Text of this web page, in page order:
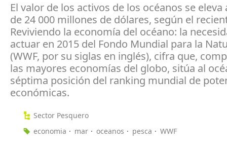
El valor de los activos de los océanos se
de 24 000 millones de dólares, según el
Reviviendo la economía del océano: la
actuar en 2015 del Fondo Mundial para la
(WWF, por su siglas en inglés), cifra que,
las mayores economías del globo, sitúa al
séptima posición del ranking mundial de
económicas.
Sector Pesquero
economia
mar oceanos pesca WWF